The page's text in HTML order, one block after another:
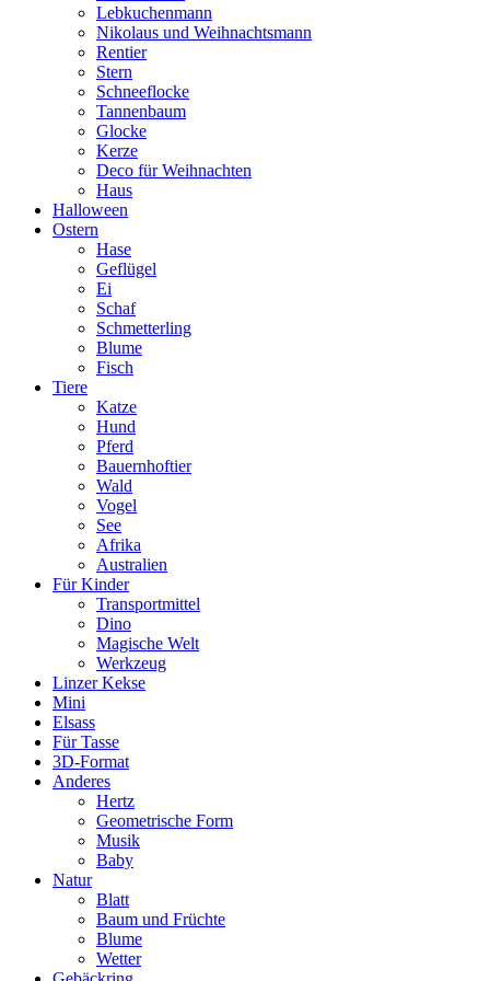
Lebkuchenmann
Nikolaus und Weihnachtsmann
Rentier
Stern
Schneeflocke
Tannenbaum
Glocke
Kerze
Deco für Weihnachten
Haus
Halloween
Ostern
Hase
Geflügel
Ei
Schaf
Schmetterling
Blume
Fisch
Tiere
Katze
Hund
Pferd
Bauernhoftier
Wald
Vogel
See
Afrika
Australien
Für Kinder
Transportmittel
Dino
Magische Welt
Werkzeug
Linzer Kekse
Mini
Elsass
Für Tasse
3D-Format
Anderes
Hertz
Geometrische Form
Musik
Baby
Natur
Blatt
Baum und Früchte
Blume
Wetter